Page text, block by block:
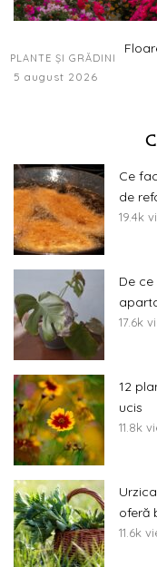
PLANTE ȘI GRĂDINI
5 august 2026
Ce
de
19.4k
De
17.6k
12
ucis
11.8k
oferă
11.6k